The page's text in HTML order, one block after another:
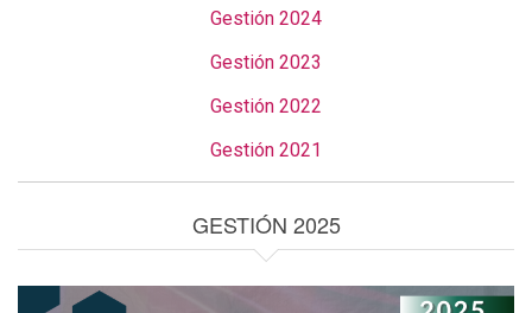
Gestión 2024
Gestión 2023
Gestión 2022
Gestión 2021
GESTIÓN 2025